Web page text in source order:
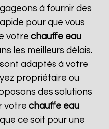
à fournir des
pour que vous
votre chauffe eau
les meilleurs délais.
adaptés à votre
propriétaire ou
des solutions
votrechauffe eau
ce soit pour une